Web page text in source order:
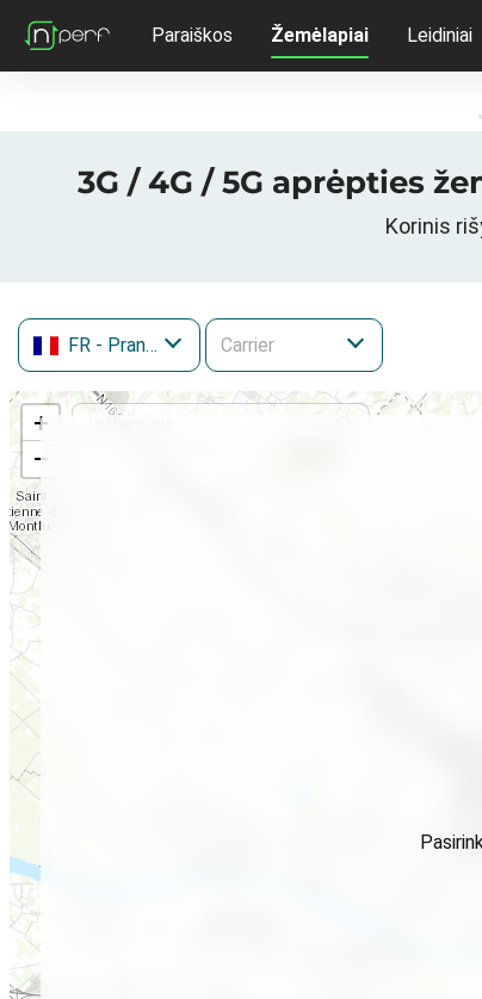
Paraiškos Žemėlapiai Leidiniai
3G / 4G / 5G aprėpties
Korinis
FR - Prancūzija
+
−